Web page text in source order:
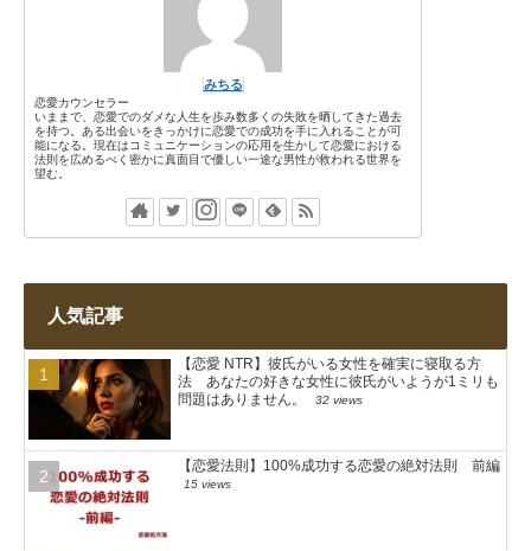
みちる
恋愛カウンセラー
いままで、恋愛でのダメな人生を歩み数多くの失敗を晒してきた過去
を持つ。ある出会いをきっかけに恋愛での成功を手に入れることが可
能になる。現在はコミュニケーションの応用を生かして恋愛における
法則を広めるべく密かに真面目で優しい一途な男性が救われる世界を
望む。
人気記事
【恋愛 NTR】彼氏がいる女性を確実に寝取る方
法 あなたの好きな女性に彼氏がいようが1ミリも
問題はありません。
32 views
【恋愛法則】100%成功する恋愛の絶対法則 前編
15 views